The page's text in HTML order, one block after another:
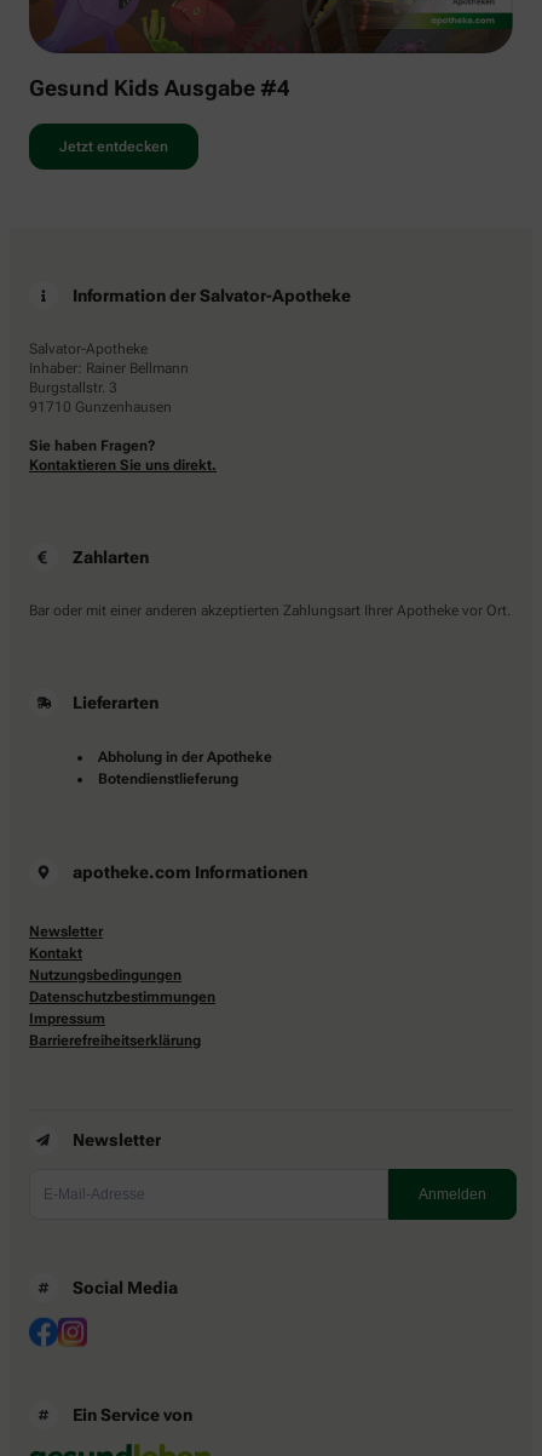
Gesund Kids Ausgabe #4
Jetzt entdecken
Information der Salvator-Apotheke
Salvator-Apotheke
Inhaber: Rainer Bellmann
Burgstallstr. 3
91710 Gunzenhausen
Sie haben Fragen?
Kontaktieren Sie uns direkt.
Zahlarten
Bar oder mit einer anderen akzeptierten Zahlungsart Ihrer Apotheke vor Ort.
Lieferarten
Abholung in der Apotheke
Botendienstlieferung
apotheke.com Informationen
Newsletter
Kontakt
Nutzungsbedingungen
Datenschutzbestimmungen
Impressum
Barrierefreiheitserklärung
Newsletter
Social Media
Ein Service von